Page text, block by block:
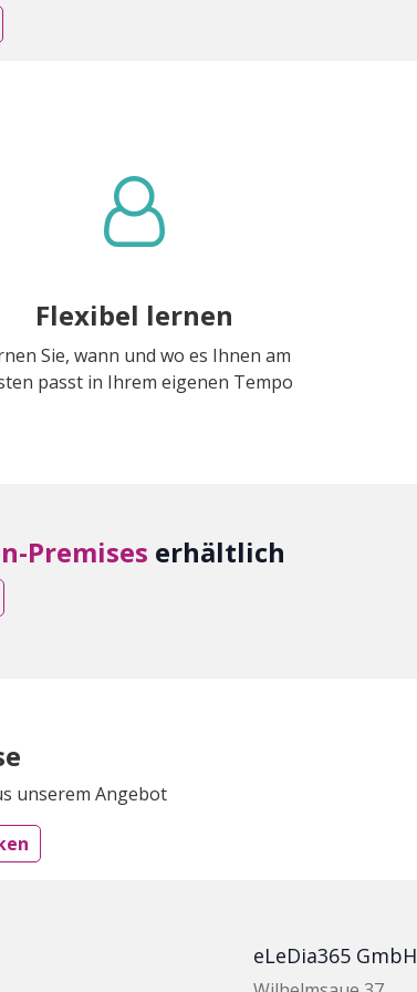
Flexibel lernen
Sie, wann und wo es Ihnen am
passt in Ihrem eigenen Tempo
Premises erhältlich
unserem Angebot
eLeDia365 GmbH